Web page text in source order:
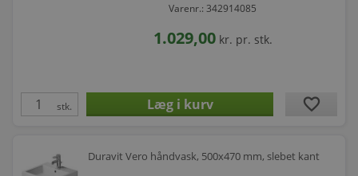
Varenr.: 342914085
1.029,00 kr. pr. stk.
stk. favorite
Duravit Vero håndvask, 500x470 mm, slebet kant